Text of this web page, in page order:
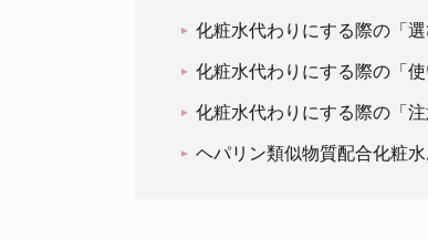
化粧水代わりにする際の「選
化粧水代わりにする際の「使
化粧水代わりにする際の「注
ヘパリン類似物質配合化粧